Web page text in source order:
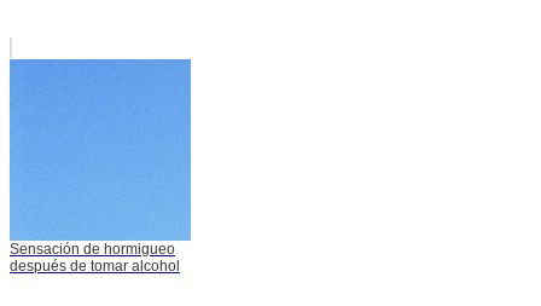
Sensación de hormigueo
después de tomar alcohol